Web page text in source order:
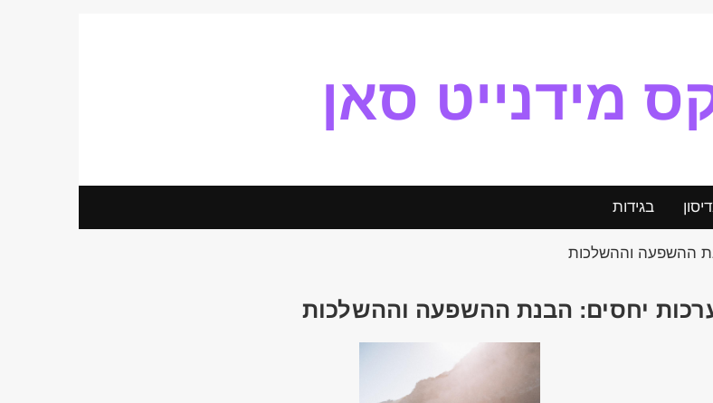
מידנייט סאן
בגידות
ההשפעה וההשלכות
יחסים: הבנת ההשפעה וההשלכות